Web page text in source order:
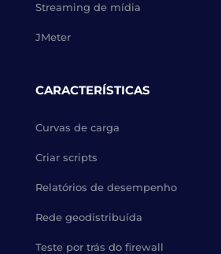
Streaming de mídia
JMeter
CARACTERÍSTICAS
Curvas de carga
Criar scripts
Relatórios de desempenho
Rede geodistribuída
Teste por trás do firewall